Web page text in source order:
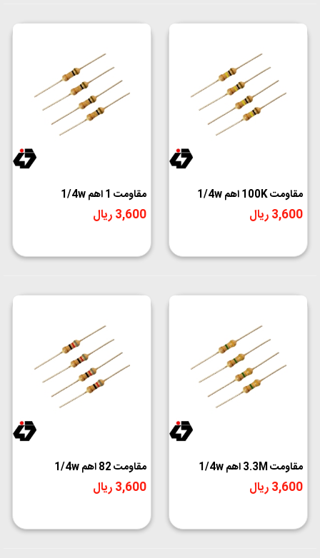
مقاومت 100K اهم 1/4w
3,600 ریال
مقاومت 1 اهم 1/4w
3,600 ریال
مقاومت 3.3M اهم 1/4w
3,600 ریال
مقاومت 82 اهم 1/4w
3,600 ریال